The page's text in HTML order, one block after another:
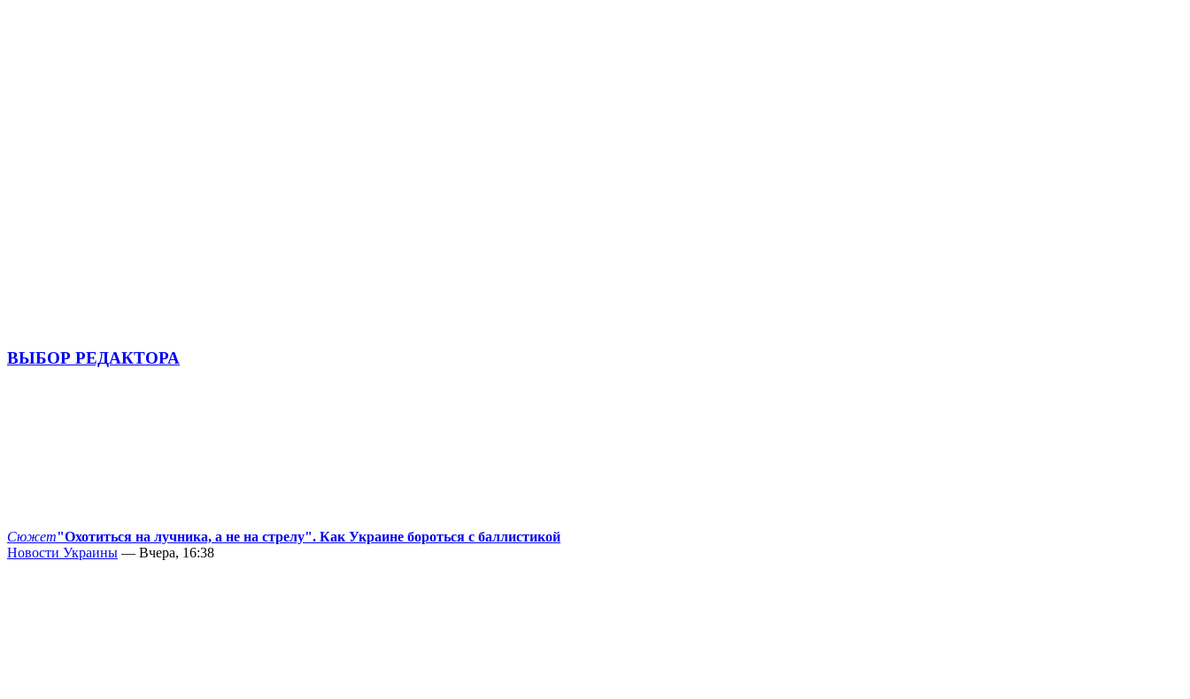
ВЫБОР РЕДАКТОРА
Сюжет"Охотиться на лучника, а не на стрелу". Как Украине бороться с баллистикой
Новости Украины — Вчера, 16:38